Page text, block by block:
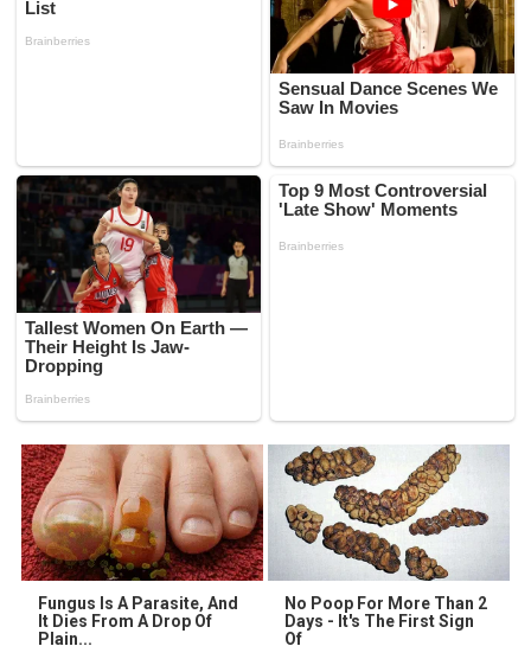
Fungus Is A Parasite, And
It Dies From A Drop Of
Plain...
No Poop For More Than 2
Days - It's The First Sign
Of